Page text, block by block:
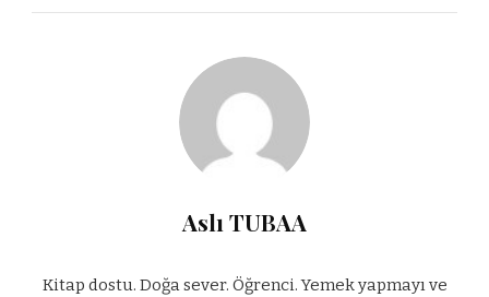
Aslı TUBAA
Kitap dostu. Doğa sever. Öğrenci. Yemek yapmayı ve